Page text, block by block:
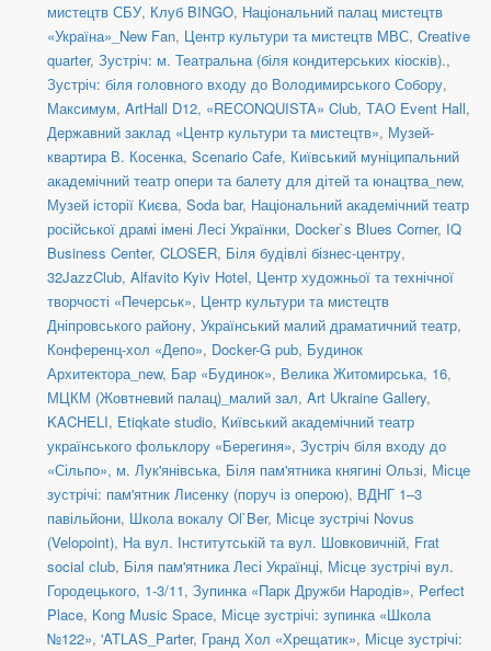
мистецтв СБУ, Клуб BINGO, Національний палац мистецтв
«Україна»_New Fan, Центр культури та мистецтв МВС, Creative
quarter, Зустріч: м. Театральна (біля кондитерських кіосків).,
Зустріч: біля головного входу до Володимирського Собору,
Максимум, ArtHall D12, «RECONQUISTA» Club, ТАО Event Hall,
Державний заклад «Центр культури та мистецтв», Музей-
квартира В. Косенка, Scenario Cafe, Київський муніципальний
академічний театр опери та балету для дітей та юнацтва_new,
Музей історії Києва, Soda bar, Національний академічний театр
російської драмі імені Лесі Українки, Docker`s Blues Corner, IQ
Business Center, CLOSER, Біля будівлі бізнес-центру,
32JazzClub, Alfavito Kyiv Hotel, Центр художньої та технічної
творчості «Печерськ», Центр культури та мистецтв
Дніпровського району, Український малий драматичний театр,
Конференц-хол «Депо», Docker-G pub, Будинок
Архитектора_new, Бар «Будинок», Велика Житомирська, 16,
МЦКМ (Жовтневий палац)_малий зал, Art Ukraine Gallery,
KACHELI, Etiqkate studio, Київський академічний театр
українського фольклору «Берегиня», Зустріч біля входу до
«Сільпо», м. Лук'янівська, Біля пам'ятника княгині Ользі, Місце
зустрічі: пам'ятник Лисенку (поруч із оперою), ВДНГ 1–3
павільйони, Школа вокалу Ol`Ber, Місце зустрічі Novus
(Velopoint), На вул. Інститутській та вул. Шовковичній, Frat
social сlub, Біля пам'ятника Лесі Українці, Місце зустрічі вул.
Городецького, 1-3/11, Зупинка «Парк Дружби Народів», Perfect
Place, Kong Music Space, Місце зустрічі: зупинка «Школа
№122», 'ATLAS_Parter, Гранд Хол «Хрещатик», Місце зустрічі: